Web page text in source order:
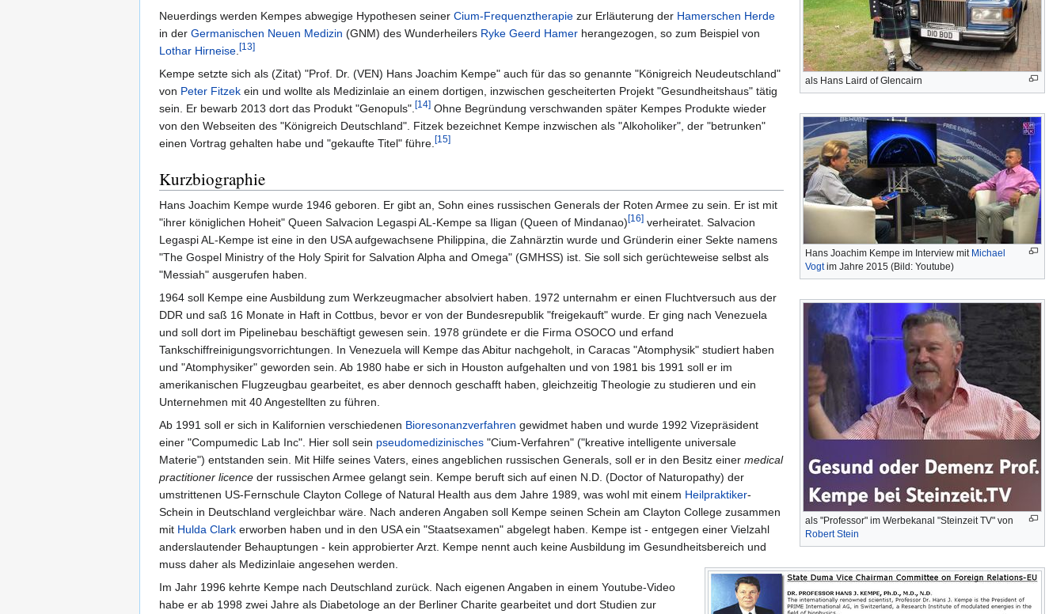
als Hans Laird of Glencairn
Hans Joachim Kempe im Interview mit Michael
Vogtim Jahre 2015 (Bild: Youtube)
als "Professor" im Werbekanal "Steinzeit TV" von
Robert Stein
Neuerdings werden Kempes abwegige Hypothesen seiner Cium-Frequenztherapie zur Erläuterung der Hamerschen Herde
in der Germanischen Neuen Medizin (GNM) des Wunderheilers Ryke Geerd Hamer herangezogen, so zum Beispiel von
Lothar Hirneise [13]
Kempe setzte sich als (Zitat) "Prof. Dr. (VEN) Hans Joachim Kempe" auch für das so genannte "Königreich Neudeutschland"
von Peter Fitzek ein und wollte als Medizinlaie an einem dortigen, inzwischen gescheiterten Projekt "Gesundheitshaus" tätig
sein. Er bewarb 2013 dort das Produkt "Genopuls". [14] Ohne Begründung verschwanden später Kempes Produkte wieder
von den Webseiten des "Königreich Deutschland". Fitzek bezeichnet Kempe inzwischen als "Alkoholiker", der "betrunken"
einen Vortrag gehalten habe und "gekaufte Titel" führe. [15]
Kurzbiographie
Hans Joachim Kempe wurde 1946 geboren. Er gibt an, Sohn eines russischen Generals der Roten Armee zu sein. Er ist mit
"ihrer königlichen Hoheit" Queen Salvacion Legaspi AL-Kempe sa Iligan (Queen of Mindanao)[16] verheiratet. Salvacion
Legaspi AL-Kempe ist eine in den USA aufgewachsene Philippina, die Zahnärztin wurde und Gründerin einer Sekte namens
"The Gospel Ministry of the Holy Spirit for Salvation Alpha and Omega" (GMHSS) ist. Sie soll sich gerüchteweise selbst als
"Messiah" ausgerufen haben.
1964 soll Kempe eine Ausbildung zum Werkzeugmacher absolviert haben. 1972 unternahm er einen Fluchtversuch aus der
DDR und saß 16 Monate in Haft in Cottbus, bevor er von der Bundesrepublik "freigekauft" wurde. Er ging nach Venezuela
und soll dort im Pipelinebau beschäftigt gewesen sein. 1978 gründete er die Firma OSOCO und erfand
Tankschiffreinigungsvorrichtungen. In Venezuela will Kempe das Abitur nachgeholt, in Caracas "Atomphysik" studiert haben
und "Atomphysiker" geworden sein. Ab 1980 habe er sich in Houston aufgehalten und von 1981 bis 1991 soll er im
amerikanischen Flugzeugbau gearbeitet, es aber dennoch geschafft haben, gleichzeitig Theologie zu studieren und ein
Unternehmen mit 40 Angestellten zu führen.
Ab 1991 soll er sich in Kalifornien verschiedenen Bioresonanzverfahren gewidmet haben und wurde 1992 Vizepräsident
einer "Compumedic Lab Inc". Hier soll sein pseudomedizinisches "Cium-Verfahren" ("kreative intelligente universale
Materie") entstanden sein. Mit Hilfe seines Vaters, eines angeblichen russischen Generals, soll er in den Besitz einer medical
practitioner licence der russischen Armee gelangt sein. Kempe beruft sich auf einen N.D. (Doctor of Naturopathy) der
umstrittenen US-Fernschule Clayton College of Natural Health aus dem Jahre 1989, was wohl mit einem Heilpraktiker-
Schein in Deutschland vergleichbar wäre. Nach anderen Angaben soll Kempe seinen Schein am Clayton College zusammen
mit Hulda Clark erworben haben und in den USA ein "Staatsexamen" abgelegt haben. Kempe ist - entgegen einer Vielzahl
anderslautender Behauptungen - kein approbierter Arzt. Kempe nennt auch keine Ausbildung im Gesundheitsbereich und
muss daher als Medizinlaie angesehen werden.
Im Jahr 1996 kehrte Kempe nach Deutschland zurück. Nach eigenen Angaben in einem Youtube-Video
habe er ab 1998 zwei Jahre als Diabetologe an der Berliner Charite gearbeitet und dort Studien zur